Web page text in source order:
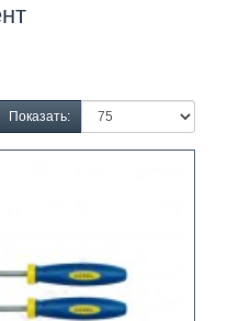
Показать: